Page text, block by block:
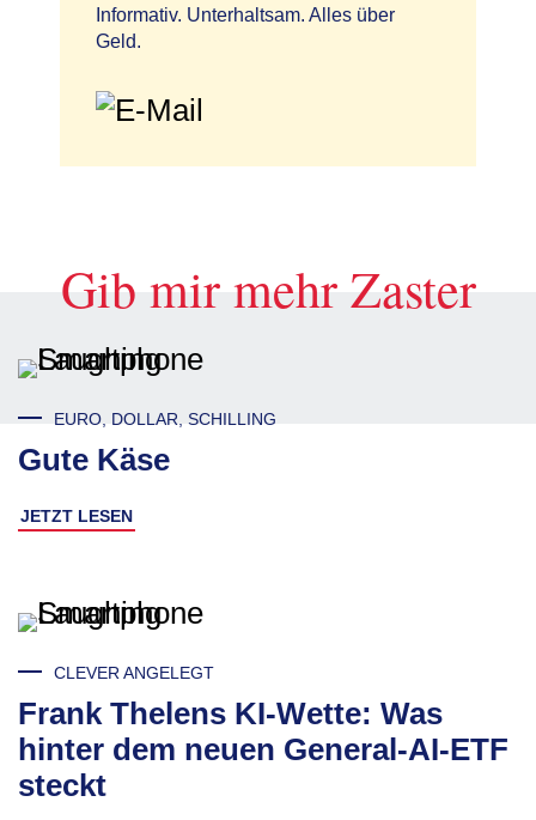
Informativ. Unterhaltsam. Alles über
Geld.
Gib mir mehr Zaster
EURO, DOLLAR, SCHILLING
Gute Käse
JETZT LESEN
CLEVER ANGELEGT
Frank Thelens KI-Wette: Was
hinter dem neuen General-AI-ETF
steckt